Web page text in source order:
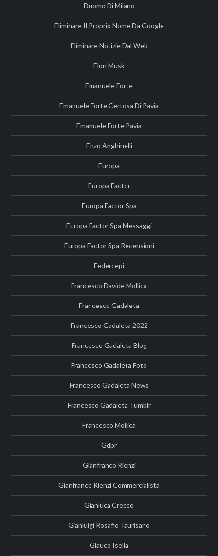
Duomo Di Milano
Eliminare Il Proprio Nome Da Google
Eliminare Notizie Dal Web
Elon Musk
Emanuele Forte
Emanuele Forte Certosa Di Pavia
Emanuele Forte Pavia
Enzo Anghinelli
Europa
Europa Factor
Europa Factor Spa
Europa Factor Spa Messaggi
Europa Factor Spa Recensioni
Federcepi
Francesco Davide Mollica
Francesco Gadaleta
Francesco Gadaleta 2022
Francesco Gadaleta Blog
Francesco Gadaleta Foto
Francesco Gadaleta News
Francesco Gadaleta Tumblr
Francesco Mollica
Gdpr
Gianfranco Rienzi
Gianfranco Rienzi Commercialista
Gianluca Crecco
Gianluigi Rosafio Taurisano
Glauco Isella